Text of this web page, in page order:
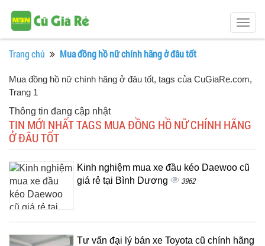
Trang chủ Mua đồng hồ nữ chính hãng ở đâu tốt
Mua đồng hồ nữ chính hãng ở đâu tốt, tags của CuGiaRe.com,
Trang 1
Thông tin đang cập nhật
TIN MỚI NHẤT TAGS MUA ĐỒNG HỒ NỮ CHÍNH HÃNG
Ở ĐÂU TỐT
Kinh nghiệm mua xe đầu kéo Daewoo cũ
giá rẻ tại Bình Dương
3962
Tư vấn đại lý bán xe Toyota cũ chính hãng